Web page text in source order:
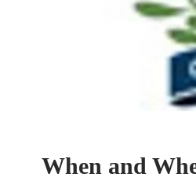
When and